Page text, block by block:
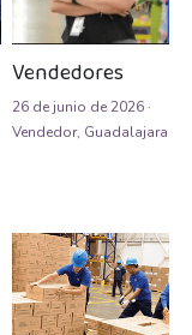
Vendedores
26 de junio de 2026·
Vendedor, Guadalajara